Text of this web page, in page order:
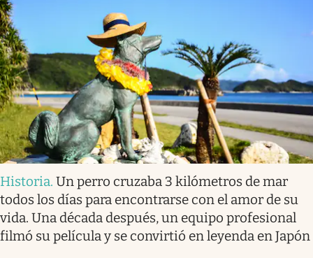
Historia. Un perro cruzaba 3 kilómetros de mar
todos los días para encontrarse con el amor de su
vida. Una década después, un equipo profesional
filmó su película y se convirtió en leyenda en Japón